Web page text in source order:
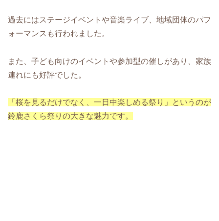
過去にはステージイベントや音楽ライブ、地域団体のパフ
ォーマンスも行われました。
また、子ども向けのイベントや参加型の催しがあり、家族
連れにも好評でした。
「桜を見るだけでなく、一日中楽しめる祭り」というのが
鈴鹿さくら祭りの大きな魅力です。